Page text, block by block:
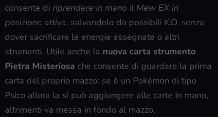
consente di riprendere in mano il Mew EX in
posizione attiva, salvandolo da possibili K.O. senza
dover sacrificare le energie assegnate o altri
strumenti. Utile anche la nuova carta strumento
Pietra Misteriosa che consente di guardare la prima
carta del proprio mazzo: se è un Pokémon di tipo
Psico allora la si può aggiungere alle carte in mano,
altrimenti va messa in fondo al mazzo.